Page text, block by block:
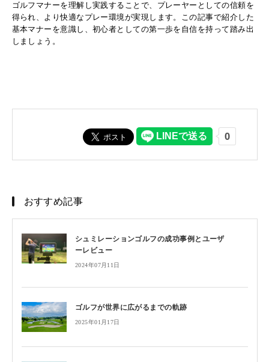
ゴルフマナーを理解し実践することで、プレーヤーとしての信頼を
得られ、より快適なプレー環境が実現します。この記事で紹介した
基本マナーを意識し、初心者としての第一歩を自信を持って踏み出
しましょう。
おすすめ記事
シュミレーションゴルフの成功事例とユーザ
ーレビュー
2024年07月11日
ゴルフが世界に広がるまでの軌跡
2025年01月17日